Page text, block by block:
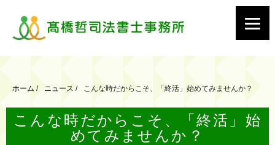
ホーム / ニュース / こんな時だからこそ、「終活」始めてみませんか？
こんな時だからこそ、「終活」始
めてみませんか？